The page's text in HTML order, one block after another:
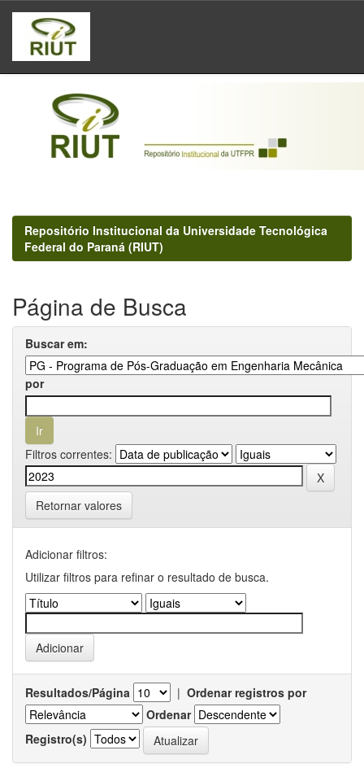
Skip
navigation
Repositório Institucional da Universidade Tecnológica
Federal do Paraná (RIUT)
Página de Busca
Buscar em:
por
Filtros correntes:
Retornar valores
Adicionar filtros:
Utilizar filtros para refinar o resultado de busca.
Resultados/Página | Ordenar registros por
Ordenar
Registro(s)